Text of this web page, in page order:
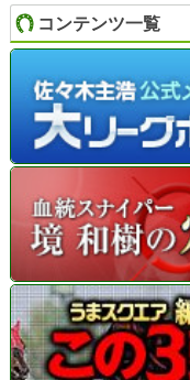
コンテンツ一覧